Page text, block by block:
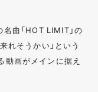
曲「HOT LIMIT」の
れそうかい」という
動画がメインに据え